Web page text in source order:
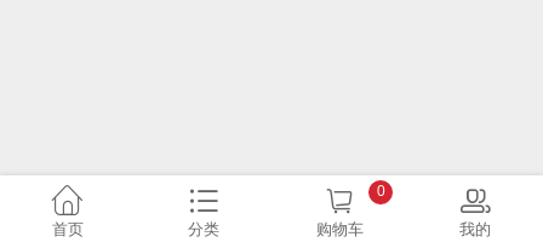
首页 分类 购物车
0
我的